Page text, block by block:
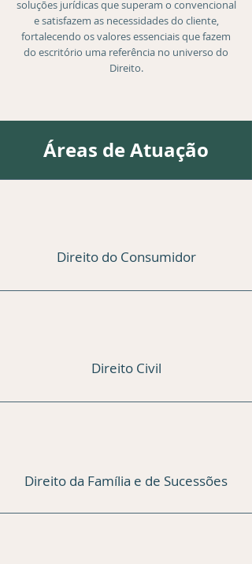
soluções jurídicas que superam o convencional
e satisfazem as necessidades do cliente,
fortalecendo os valores essenciais que fazem
do escritório uma referência no universo do
Direito.
Áreas de Atuação
Direito do Consumidor
Direito Civil
Direito da Família e de Sucessões